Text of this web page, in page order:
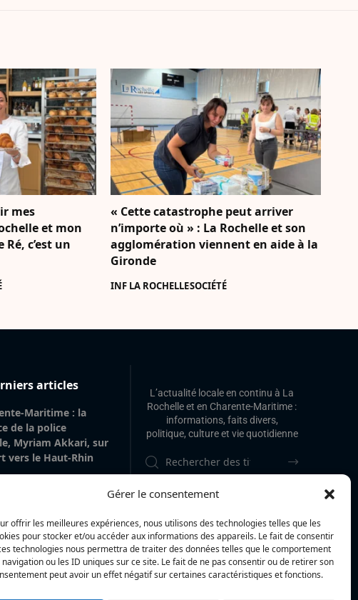
Gérer le consentement
offrir les meilleures expériences, nous utilisons des technologies telles que les
pour stocker et/ou accéder aux informations des appareils. Le fait de consentir
technologies nous permettra de traiter des données telles que le comportement
navigation ou les ID uniques sur ce site. Le fait de ne pas consentir ou de retirer son
peut avoir un effet négatif sur certaines caractéristiques et fonctions.
mes
et mon
c’est un
« Cette catastrophe peut arriver
n’importe où » : La Rochelle et son
agglomération viennent en aide à la
Gironde
INF LA ROCHELLESOCIÉTÉ
articles
Maritime : la
de la police
Myriam Akkari, sur
vers le Haut-Rhin
à la gare de La
: près de 20 m² de
l’origine
privilégiée
Métayer : « Voir mes
à La Rochelle et
de thé à l’île de Ré,
L’actualité locale en continu à La
Rochelle et en Charente-Maritime :
informations, faits divers,
politique, culture et vie quotidienne